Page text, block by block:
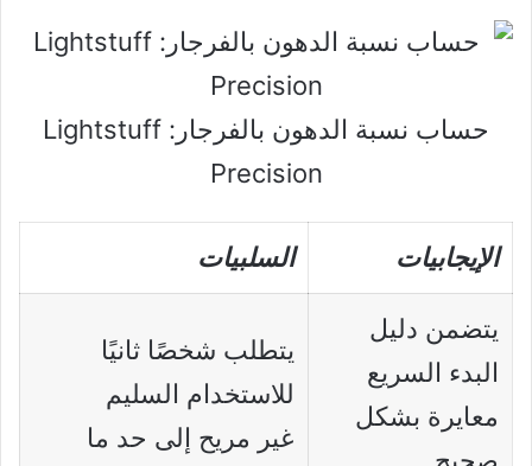
حساب نسبة الدهون بالفرجار: Lightstuff
Precision
الإيجابيات السلبيات
يتضمن دليل
البدء السريع
معايرة بشكل
صحيح
يتطلب شخصًا ثانيًا
للاستخدام السليم
غير مريح إلى حد ما